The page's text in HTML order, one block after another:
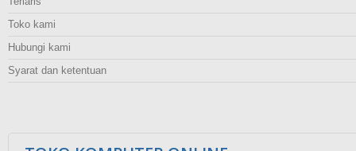
Toko kami
Hubungi kami
Syarat dan ketentuan